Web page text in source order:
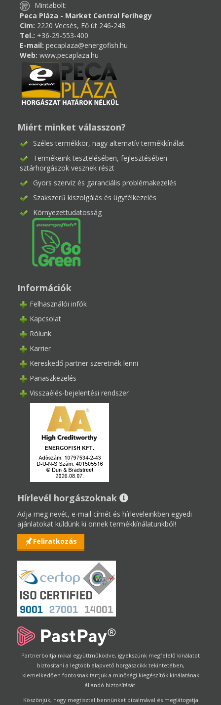
Mintabolt:
Peca Pláza - Market Central Ferihegy
Cím: 2220 Vecsés, Fő út 246-248.
Tel.: +36-29-553-400
E-mail: pecaplaza@energofish.hu
Web: www.pecaplaza.hu
Miért minket válasszon?
Széles termékkör, nagy alternatív termékkínálat
Termékeink tesztelésében, fejlesztésében
sztárhorgászok vesznek részt
Gyors szerviz és garanciális problémakezelés
Szakszerű kiszolgálás és ügyfélkezelés
Környezettudatosság
Információk
Felhasználói infók
Kapcsolat
Rólunk
Karrier
Kereskedő partner szeretnék lenni
Panaszkezelés
Visszaélés-bejelentési rendszer
Hírlevél horgászoknak
Adja meg nevét, e-mail címét és hírleveleinkben egyedi
ajánlatokat küldünk ki önnek termékkínálatunkból!
Feliratkozás
Partnerboltjainkkal együttműködve, igyekszünk megfelelő kínálatot
biztosítani a legtöbb alapvető horgászcikk tekintetében,
kiemelkedően fontosnak tartjuk a minőségi kiegészítők kínálatának
állandó biztosítását.
Köszönjük, hogy megtisztel bennünket bizalmával és meglátogatja